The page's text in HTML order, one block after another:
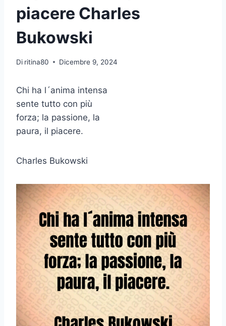
piacere Charles
Bukowski
Di ritina80 Dicembre 9, 2024
Chi ha l´anima intensa
sente tutto con più
forza; la passione, la
paura, il piacere.
Charles Bukowski